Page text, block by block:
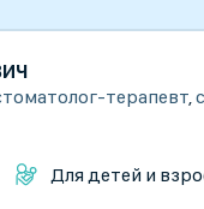
терапевт,
Для детей и